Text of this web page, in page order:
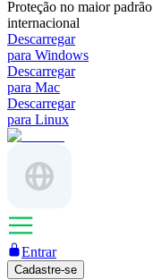
Proteção no maior padrão
internacional
Descarregar
para Windows
Descarregar
para Mac
Descarregar
para Linux
Entrar
Cadastre-se